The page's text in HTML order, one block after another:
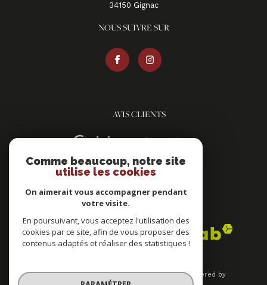
34150
gignac
NOUS SUIVRE SUR
AVIS CLIENTS
ADHÉRENTS
© 2026 | Tous droits réservés | Traduction powered by
Comme beaucoup, notre site
utilise les cookies
On aimerait vous accompagner pendant
votre visite.
En poursuivant, vous acceptez l'utilisation des
cookies par ce site, afin de vous proposer des
contenus adaptés et réaliser des statistiques !